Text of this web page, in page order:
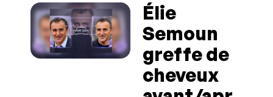
Élie
Semoun
greffe de
cheveux